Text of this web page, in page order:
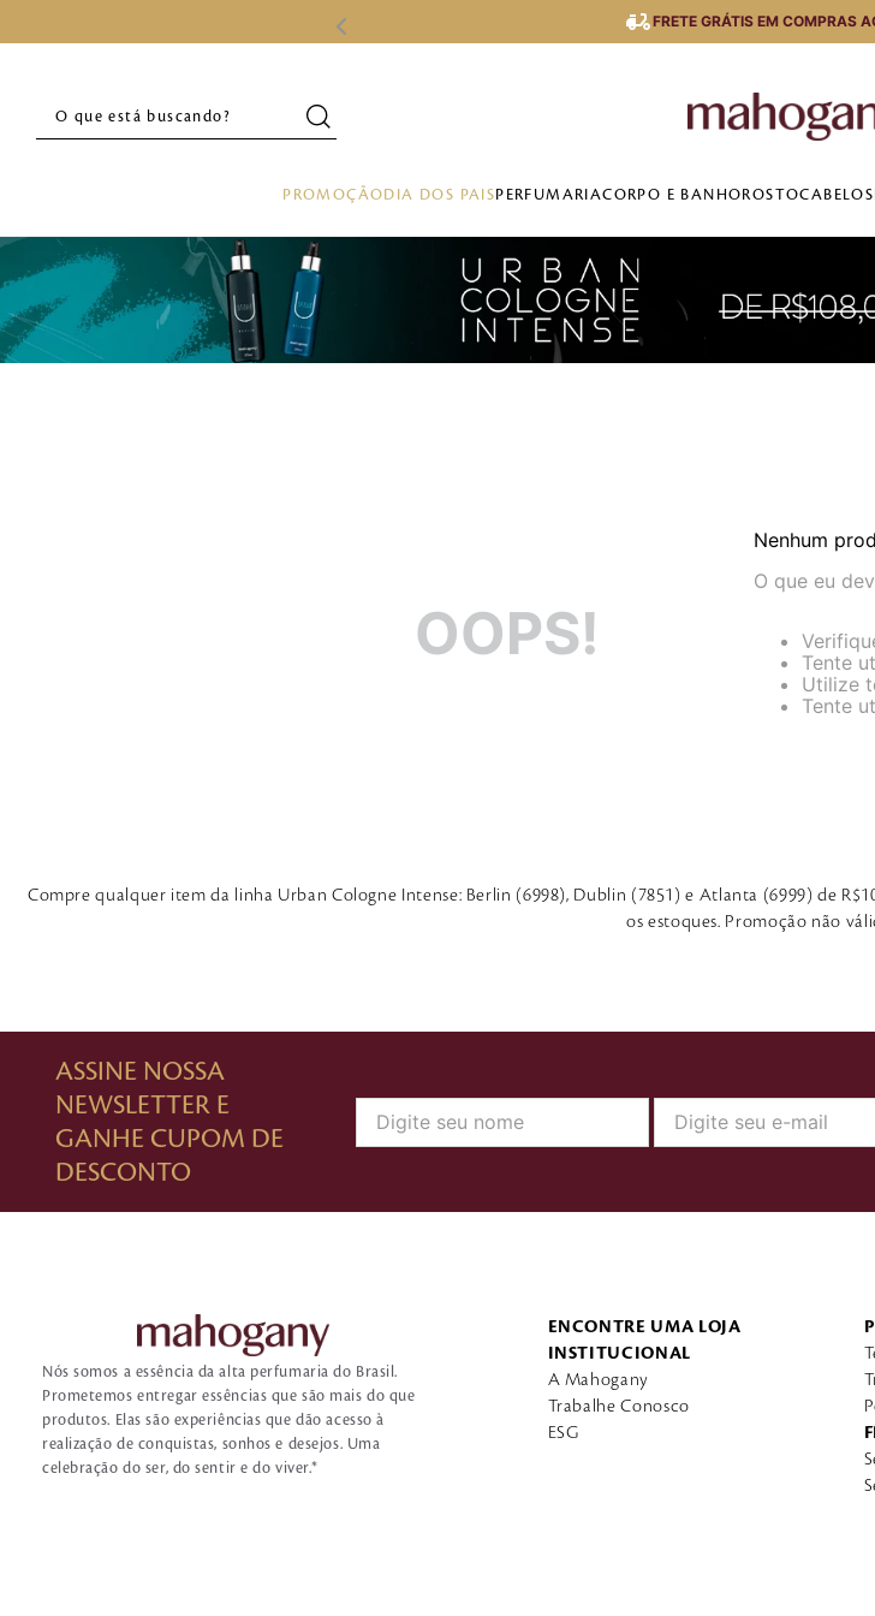
FRETE GRÁTIS EM COMPRAS
O que está buscando?
PROMOÇÃODIA DOS PAIS PERFUMARIACORPO E BANHOROSTOCABELOS
OOPS!
Nenhum
O que eu
Tente
Utilize
Tente
Compre qualquer item da linha Urban Cologne Intense: Berlin (6998), Dublin (7851) e Atlanta (6999) de
os estoques. Promoção não
ASSINE NOSSA
NEWSLETTER E
GANHE CUPOM DE
DESCONTO
Nós somos a essência da alta perfumaria do Brasil.
Prometemos entregar essências que são mais do que
produtos. Elas são experiências que dão acesso à
realização de conquistas, sonhos e desejos. Uma
celebração do ser, do sentir e do viver.*
ENCONTRE UMA LOJA
INSTITUCIONAL
A Mahogany
Trabalhe Conosco
ESG